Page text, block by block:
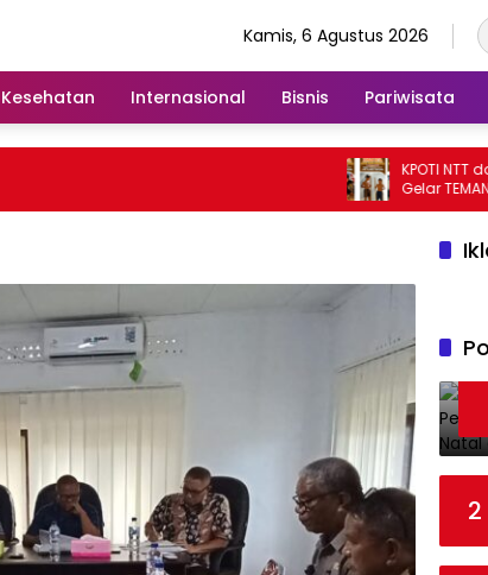
Kamis, 6 Agustus 2026
Kesehatan Internasional Bisnis Pariwisata
KPOTI NTT dan
Gelar TEMAN
Hidupkan
2